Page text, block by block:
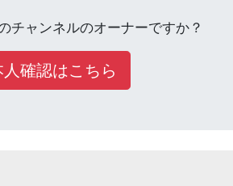
チャンネルのオーナーですか？
人確認はこちら